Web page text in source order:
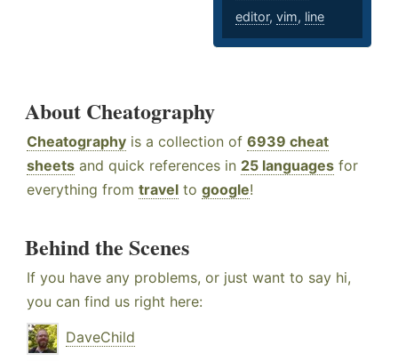
editor,vim, line
About Cheatography
Cheatography is a collection of 6939 cheat
sheets and quick references in 25 languages for
everything from travel to google!
Behind the Scenes
If you have any problems, or just want to say hi,
you can find us right here:
DaveChild